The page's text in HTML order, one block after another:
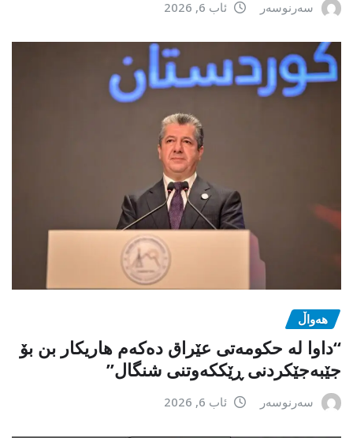
سەرنوسەر ئاب 6, 2026
هەواڵ
“داوا لە حكومەتی عێراق دەكەم هاریكار بن بۆ
جێبەجێكردنی ڕێككەوتنی شنگال”
سەرنوسەر ئاب 6, 2026